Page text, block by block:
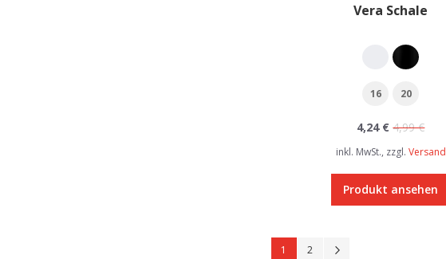
Vera Schale
16 20
4,24 € 4,99 €
inkl. MwSt., zzgl. Versand
Produkt ansehen
Seite
Sie lesen gerade Seite
1 Seite
2